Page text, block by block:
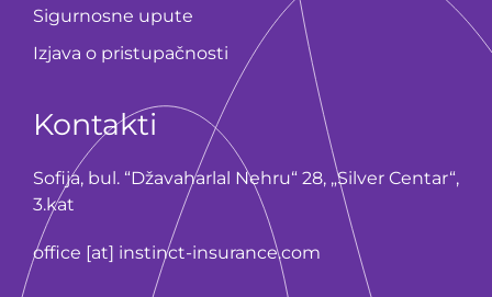
Sigurnosne upute
Izjava o pristupačnosti
Kontakti
Sofija, bul. “Džavaharlal Nehru“ 28, „Silver Centar“,
3.kat
office [at] instinct-insurance.com